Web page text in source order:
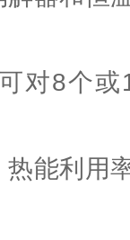
对8个
能利用